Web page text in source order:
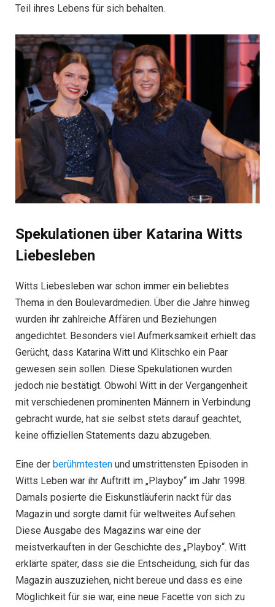
Teil ihres Lebens für sich behalten.
Spekulationen über Katarina Witts
Liebesleben
Witts Liebesleben war schon immer ein beliebtes
Thema in den Boulevardmedien. Über die Jahre hinweg
wurden ihr zahlreiche Affären und Beziehungen
angedichtet. Besonders viel Aufmerksamkeit erhielt das
Gerücht, dass Katarina Witt und Klitschko ein Paar
gewesen sein sollen. Diese Spekulationen wurden
jedoch nie bestätigt. Obwohl Witt in der Vergangenheit
mit verschiedenen prominenten Männern in Verbindung
gebracht wurde, hat sie selbst stets darauf geachtet,
keine offiziellen Statements dazu abzugeben.
Eine der berühmtesten und umstrittensten Episoden in
Witts Leben war ihr Auftritt im „Playboy“ im Jahr 1998.
Damals posierte die Eiskunstläuferin nackt für das
Magazin und sorgte damit für weltweites Aufsehen.
Diese Ausgabe des Magazins war eine der
meistverkauften in der Geschichte des „Playboy“. Witt
erklärte später, dass sie die Entscheidung, sich für das
Magazin auszuziehen, nicht bereue und dass es eine
Möglichkeit für sie war, eine neue Facette von sich zu